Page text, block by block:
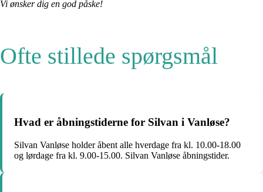
Vi ønsker dig en god påske!
Ofte stillede spørgsmål
Hvad er åbningstiderne for Silvan i Vanløse?
Silvan Vanløse holder åbent alle hverdage fra kl. 10.00-18.00
og lørdage fra kl. 9.00-15.00. Silvan Vanløse åbningstider.